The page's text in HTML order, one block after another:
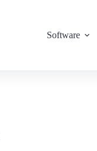
Software